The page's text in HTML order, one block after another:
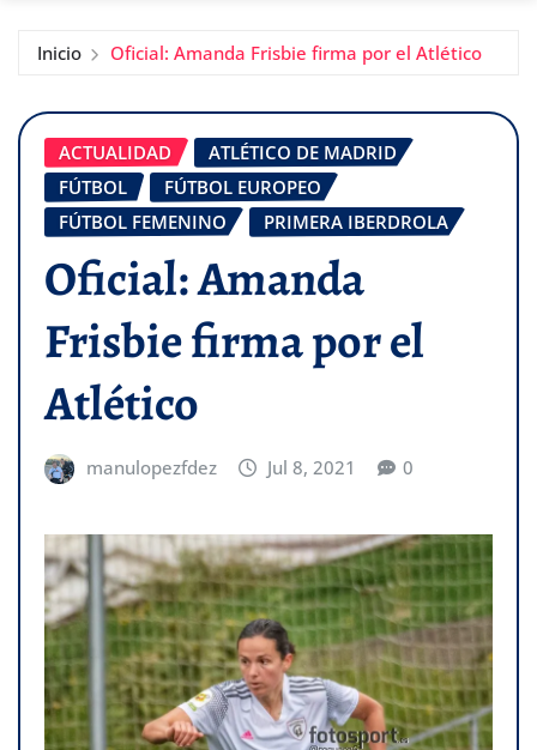
Inicio Oficial: Amanda Frisbie firma por el Atlético
ACTUALIDAD
ATLÉTICO DE MADRID
FÚTBOL
FÚTBOL EUROPEO
FÚTBOL FEMENINO
PRIMERA IBERDROLA
Oficial: Amanda
Frisbie firma por el
Atlético
manulopezfdez Jul 8, 2021 0